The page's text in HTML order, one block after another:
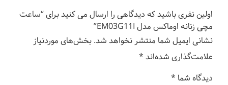
اولین نفری باشید که دیدگاهی را ارسال می کنید برای “ساعت
مچی زنانه اوماکس مدل EM03G11I”
نشانی ایمیل شما منتشر نخواهد شد. بخش‌های موردنیاز
علامت‌گذاری شده‌اند *
دیدگاه شما *